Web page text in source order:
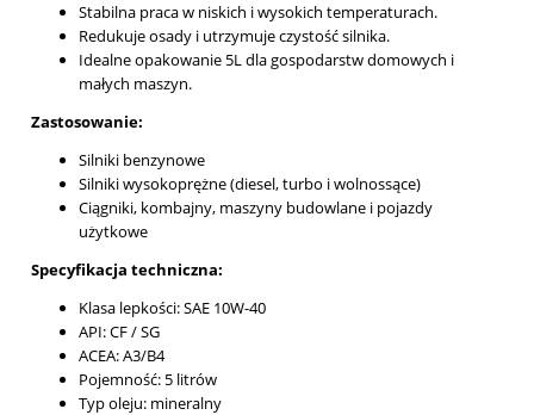
Stabilna praca w niskich i wysokich temperaturach.
Redukuje osady i utrzymuje czystość silnika.
Idealne opakowanie 5L dla gospodarstw domowych i
małych maszyn.
Zastosowanie:
Silniki benzynowe
Silniki wysokoprężne (diesel, turbo i wolnossące)
Ciągniki, kombajny, maszyny budowlane i pojazdy
użytkowe
Specyfikacja techniczna:
Klasa lepkości: SAE 10W-40
API: CF / SG
ACEA: A3/B4
Pojemność: 5 litrów
Typ oleju: mineralny